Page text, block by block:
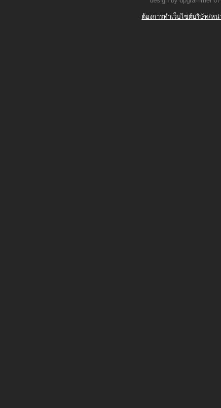
ต้องการทำเว็บไซต์บริษัท/ห